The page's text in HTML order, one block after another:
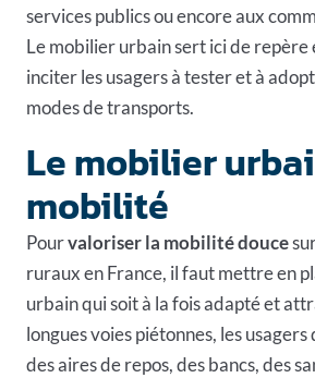
services publics ou encore aux
Le mobilier urbainsert ici de repère
inciter les usagers à tester et à
modes de transports.
Le mobilier
mobilité
Pourvaloriser la mobilité douce
ruraux en France, il faut mettre en
urbain qui soit à la fois adapté et
longues voies piétonnes, les
des aires de repos, des bancs,des